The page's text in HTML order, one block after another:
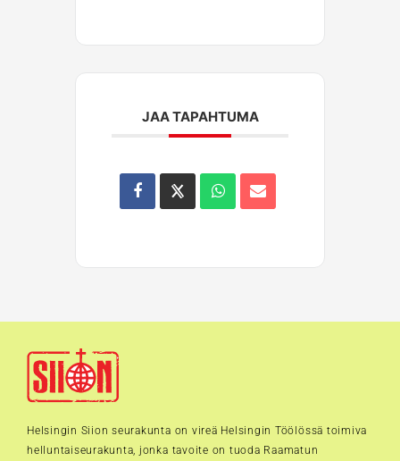
JAA TAPAHTUMA
Helsingin Siion seurakunta on vireä Helsingin Töölössä toimiva
helluntaiseurakunta, jonka tavoite on tuoda Raamatun